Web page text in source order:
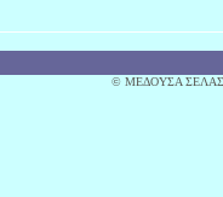
© MΕΔΟΥΣΑ